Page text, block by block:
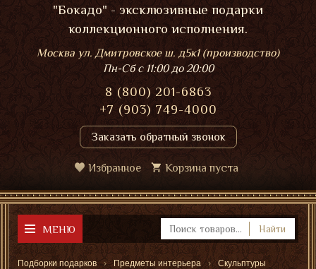
"Бокадо" - эксклюзивные подарки
коллекционного исполнения.
Москва ул. Дмитровское ш. д5к1 (производство)
Пн-Сбс 11:00 до 20:00
8 (800) 201-6863
+7 (903) 749-4000
Заказать обратный звонок
Избранное Корзина пуста
МЕНЮ Найти
Подборки подарков Предметы интерьера
Скульптуры